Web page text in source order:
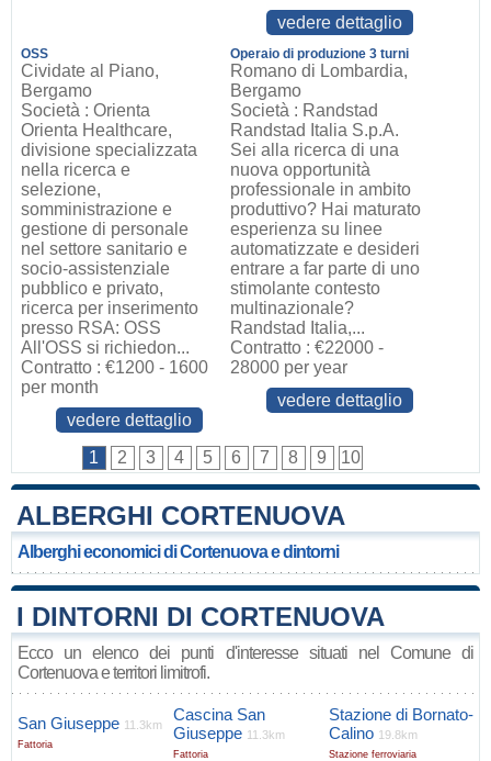
vedere dettaglio
OSS
Cividate al Piano,
Bergamo
Società : Orienta
Orienta Healthcare,
divisione specializzata
nella ricerca e
selezione,
somministrazione e
gestione di personale
nel settore sanitario e
socio-assistenziale
pubblico e privato,
ricerca per inserimento
presso RSA: OSS
All'OSS si richiedon...
Contratto : €1200 - 1600
per month
vedere dettaglio
Operaio di produzione 3 turni
Romano di Lombardia,
Bergamo
Società : Randstad
Randstad Italia S.p.A.
Sei alla ricerca di una
nuova opportunità
professionale in ambito
produttivo? Hai maturato
esperienza su linee
automatizzate e desideri
entrare a far parte di uno
stimolante contesto
multinazionale?
Randstad Italia,...
Contratto : €22000 -
28000 per year
vedere dettaglio
1 2 3 4 5 6 7 8 9 10
ALBERGHI CORTENUOVA
Alberghi economici di Cortenuova e dintorni
I DINTORNI DI CORTENUOVA
Ecco un elenco dei punti d'interesse situati nel Comune di
Cortenuova e territori limitrofi.
San Giuseppe 11.3km
Fattoria
Cascina San
Giuseppe 11.3km
Fattoria
Stazione di Bornato-
Calino 19.8km
Stazione ferroviaria